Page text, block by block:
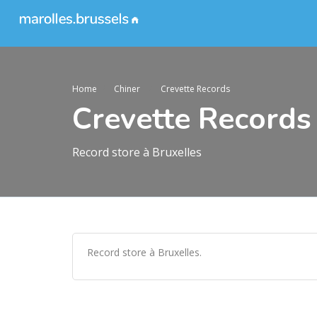
Home Chiner Crevette Records
Crevette Records
Record store à Bruxelles
Record store à Bruxelles.